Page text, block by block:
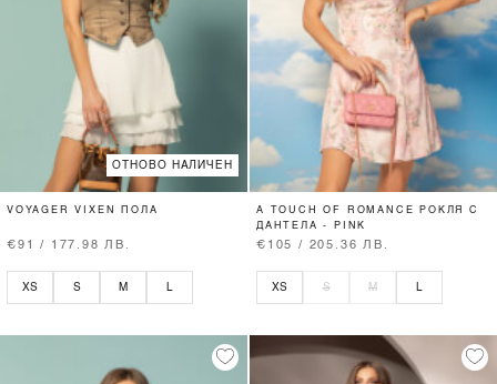
ОТНОВО НАЛИЧЕН
VOYAGER VIXEN ПОЛА
€91 / 177.98 ЛВ.
XS S M
A TOUCH OF ROMANCE РОКЛЯ С
ДАНТЕЛА - PINK
€105 / 205.36 ЛВ.
XS S M